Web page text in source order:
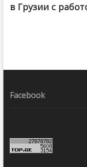
в Грузии с
Facebook